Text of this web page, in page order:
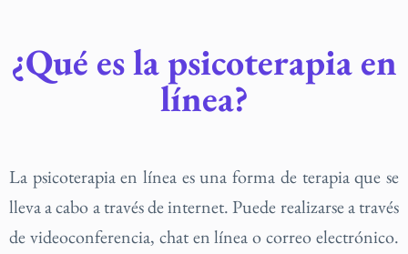
¿Qué es la psicoterapia en
línea?
La psicoterapia en línea es una forma de terapia que se
lleva a cabo a través de internet. Puede realizarse a través
de videoconferencia, chat en línea o correo electrónico.